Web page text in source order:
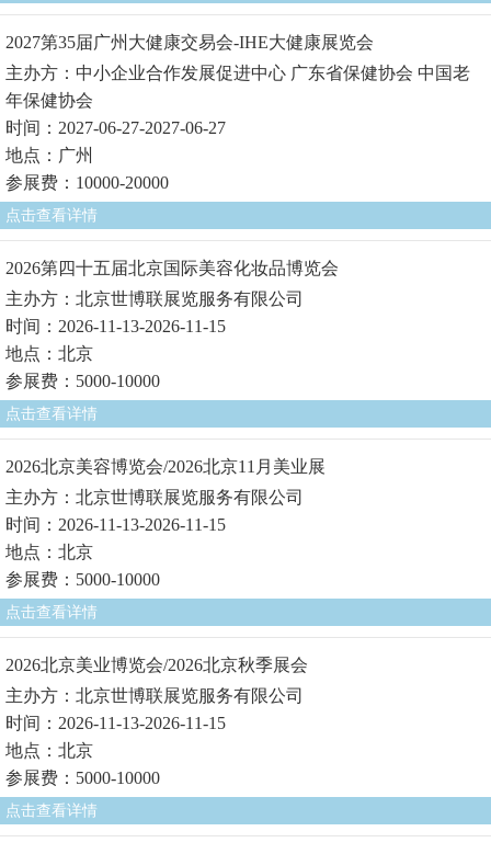
2027第35届广州大健康交易会-IHE大健康展览会
主办方：中小企业合作发展促进中心 广东省保健协会 中国老
年保健协会
时间：2027-06-27-2027-06-27
地点：广州
参展费：10000-20000
点击查看详情
2026第四十五届北京国际美容化妆品博览会
主办方：北京世博联展览服务有限公司
时间：2026-11-13-2026-11-15
地点：北京
参展费：5000-10000
点击查看详情
2026北京美容博览会/2026北京11月美业展
主办方：北京世博联展览服务有限公司
时间：2026-11-13-2026-11-15
地点：北京
参展费：5000-10000
点击查看详情
2026北京美业博览会/2026北京秋季展会
主办方：北京世博联展览服务有限公司
时间：2026-11-13-2026-11-15
地点：北京
参展费：5000-10000
点击查看详情